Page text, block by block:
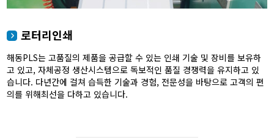
로터리인쇄
해동PLS는 고품질의 제품을 공급할 수 있는 인쇄 기술 및 장비를 보유하
고 있고, 자체공정 생산시스템으로 독보적인 품질 경쟁력을 유지하고 있
습니다. 다년간에 걸쳐 습득한 기술과 경험, 전문성을 바탕으로 고객의 편
의를 위해최선을 다하고 있습니다.